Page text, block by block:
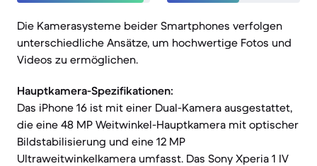
Die Kamerasysteme beider Smartphones verfolgen
unterschiedliche Ansätze, um hochwertige Fotos und
Videos zu ermöglichen.
Hauptkamera-Spezifikationen:
Das iPhone 16 ist mit einer Dual-Kamera ausgestattet,
die eine 48 MP Weitwinkel-Hauptkamera mit optischer
Bildstabilisierung und eine 12 MP
Ultraweitwinkelkamera umfasst. Das Sony Xperia 1 IV